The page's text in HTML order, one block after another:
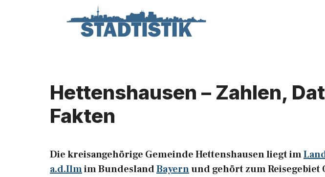
Hettenshausen – Zahlen,
Fakten
Die kreisangehörige Gemeinde Hettenshausen liegt im
a.d.Ilmim BundeslandBayernund gehört zum Reisegebiet